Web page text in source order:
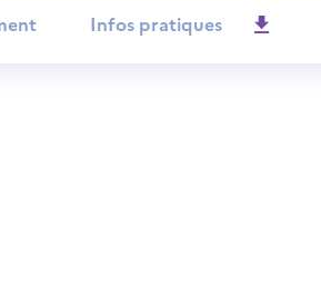
Infos pratiques